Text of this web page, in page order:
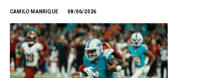
CAMILO MANRIQUE 08/06/2026